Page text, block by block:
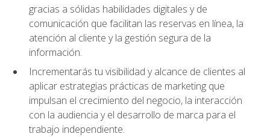
gracias a sólidas habilidades digitales y de
comunicación que facilitan las reservas en línea, la
atención al cliente y la gestión segura de la
información.
Incrementarás tu visibilidad y alcance de clientes al
aplicar estrategias prácticas de marketing que
impulsan el crecimiento del negocio, la interacción
con la audiencia y el desarrollo de marca para el
trabajo independiente.